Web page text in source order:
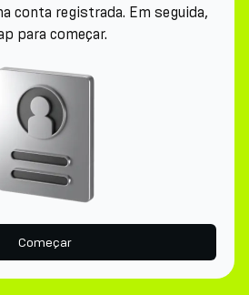
conta registrada. Em seguida,
para começar.
Começar